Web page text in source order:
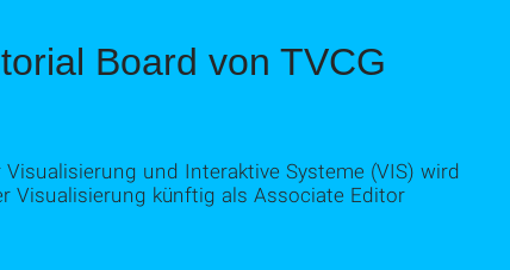
Board von TVCG
und Interaktive Systeme (VIS) wird
Visualisierung künftig als Associate Editor